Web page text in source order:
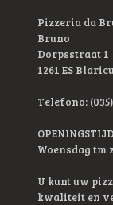
Pizzeria da
Bruno
Dorpsstraat 1
1261 ES
Telefono: (035)
Woensdag tm
U kunt uw
kwaliteit en